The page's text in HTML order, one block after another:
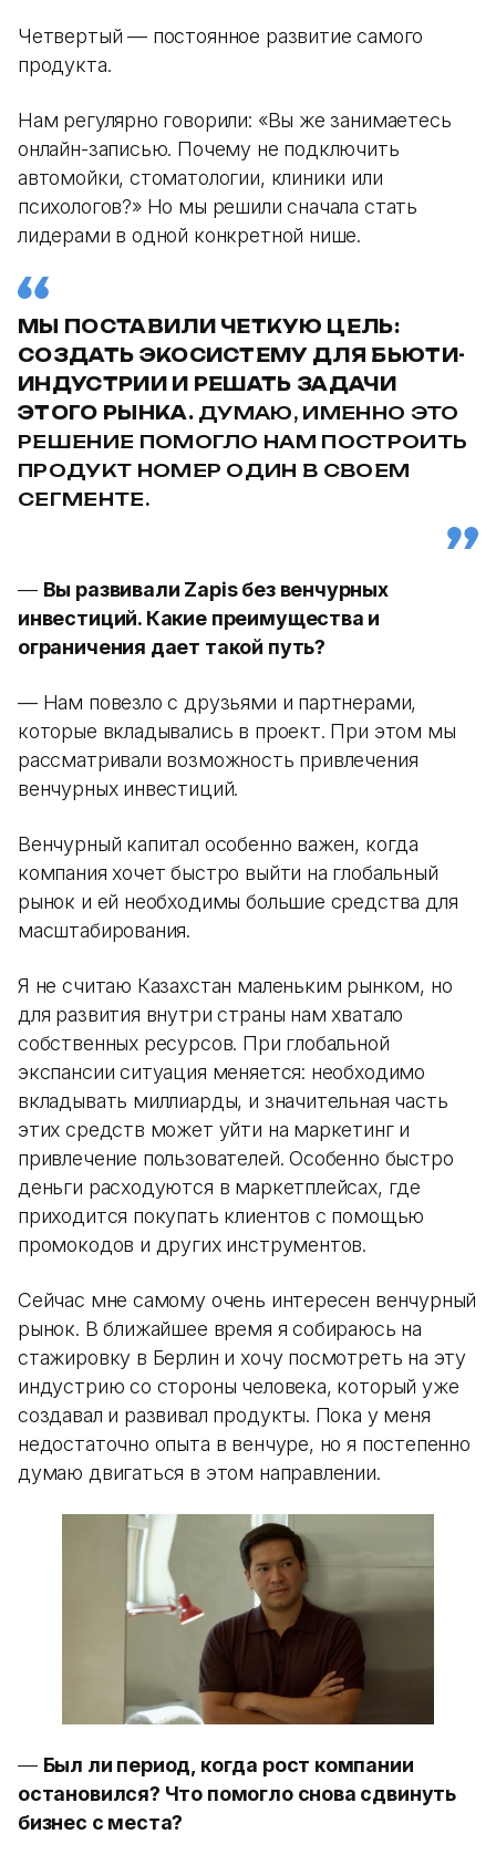
Четвертый — постоянное развитие самого
продукта.
Нам регулярно говорили: «Вы же занимаетесь
онлайн-записью. Почему не подключить
автомойки, стоматологии, клиники или
психологов?» Но мы решили сначала стать
лидерами в одной конкретной нише.
МЫ ПОСТАВИЛИ ЧЕТКУЮ ЦЕЛЬ:
СОЗДАТЬ ЭКОСИСТЕМУ ДЛЯ БЬЮТИ-
ИНДУСТРИИ И РЕШАТЬ ЗАДАЧИ
ЭТОГО РЫНКА. ДУМАЮ, ИМЕННО ЭТО
РЕШЕНИЕ ПОМОГЛО НАМ ПОСТРОИТЬ
ПРОДУКТ НОМЕР ОДИН В СВОЕМ
СЕГМЕНТЕ.
— Вы развивали Zapis без венчурных
инвестиций. Какие преимущества и
ограничения дает такой путь?
— Нам повезло с друзьями и партнерами,
которые вкладывались в проект. При этом мы
рассматривали возможность привлечения
венчурных инвестиций.
Венчурный капитал особенно важен, когда
компания хочет быстро выйти на глобальный
рынок и ей необходимы большие средства для
масштабирования.
Я не считаю Казахстан маленьким рынком, но
для развития внутри страны нам хватало
собственных ресурсов. При глобальной
экспансии ситуация меняется: необходимо
вкладывать миллиарды, и значительная часть
этих средств может уйти на маркетинг и
привлечение пользователей. Особенно быстро
деньги расходуются в маркетплейсах, где
приходится покупать клиентов с помощью
промокодов и других инструментов.
Сейчас мне самому очень интересен венчурный
рынок. В ближайшее время я собираюсь на
стажировку в Берлин и хочу посмотреть на эту
индустрию со стороны человека, который уже
создавал и развивал продукты. Пока у меня
недостаточно опыта в венчуре, но я постепенно
думаю двигаться в этом направлении.
— Был ли период, когда рост компании
остановился? Что помогло снова сдвинуть
бизнес с места?